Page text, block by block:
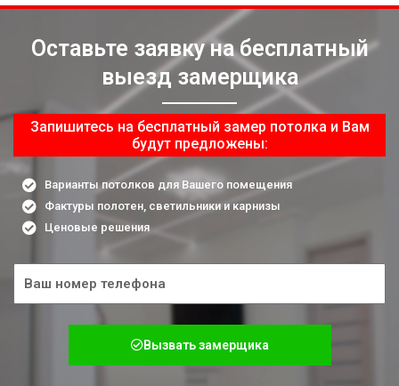
Оставьте заявку на бесплатный
выезд замерщика
Запишитесь на бесплатный замер потолка и Вам
будут предложены:
Варианты потолков для Вашего помещения
Фактуры полотен, светильники и карнизы
Ценовые решения
Вызвать замерщика